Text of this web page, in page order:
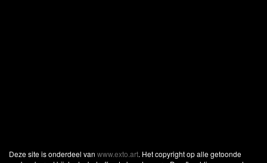
Deze site is onderdeel van www.exto.art. Het copyright op alle getoonde